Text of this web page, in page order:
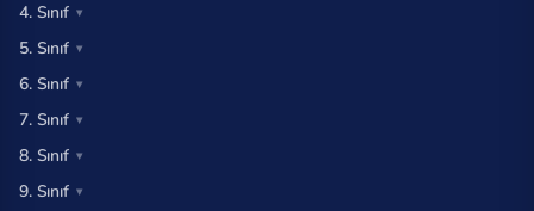
4. Sınıf
5. Sınıf
6. Sınıf
7. Sınıf
8. Sınıf
9. Sınıf